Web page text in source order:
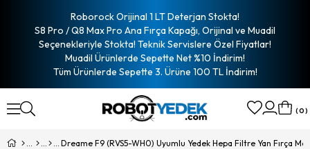
Roborock Orijinal 1 LT Deterjan Stokta!
S8 Pro / Q8 Max Pro Ana Fırça Kapağı, Orijinal ve Muadil
Seçenekleriyle Stokta! Teknik Servislere Özel Fiyatlar!
Muadil Ürünlerde Sepette Net %10 İndirim!
Tüm Ürünlerde Sepette 3. Ürüne 100 TL İndirim!
0
Dreame F9 (RVS5-WH0) Uyumlu Yedek Hepa Filtre Yan Fırça